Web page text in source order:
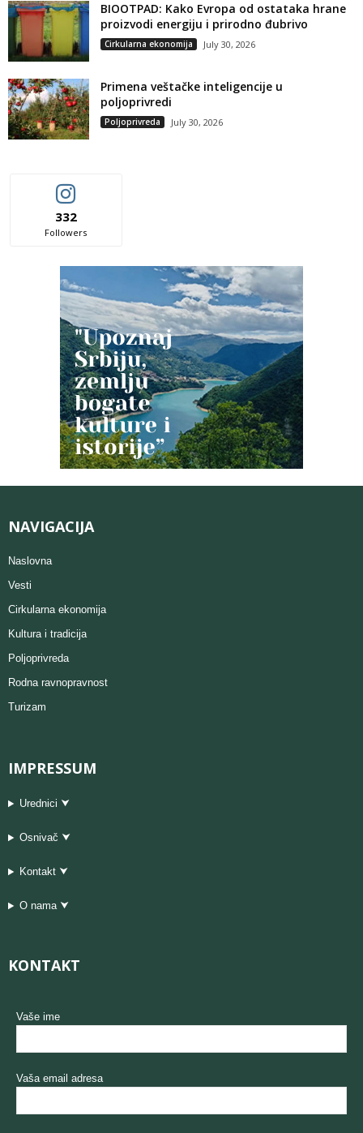
BIOOTPAD: Kako Evropa od ostataka hrane
proizvodi energiju i prirodno đubrivo
Cirkularna ekonomija July 30, 2026
Primena veštačke inteligencije u
poljoprivredi
Poljoprivreda July 30, 2026
332
Followers
NAVIGACIJA
Naslovna
Vesti
Cirkularna ekonomija
Kultura i tradicija
Poljoprivreda
Rodna ravnopravnost
Turizam
IMPRESSUM
Urednici ⮟
Osnivač ⮟
Kontakt ⮟
O nama ⮟
KONTAKT
Vaše ime
Vaša email adresa